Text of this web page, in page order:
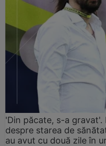
'Din păcate, s-a
despre starea de
au avut cu două zile în